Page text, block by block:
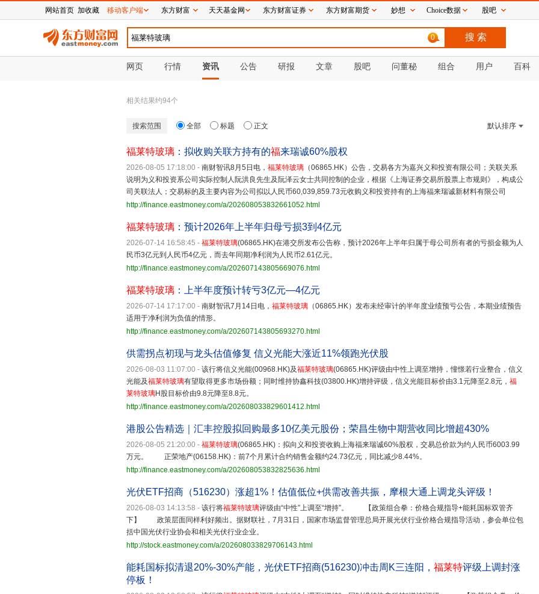
0
网页 行情 资讯 公告 研报 文章 股吧 问董秘 组合 用户 百科
相关结果约94个
搜索范围 全部 标题 正文 默认排序
福莱特玻璃 ：拟收购关联方持有的福来瑞诚60%股权
2026-08-05 17:18:00 - 南财智讯8月5日电， 福莱特玻璃 （06865.HK）公告，交易各方为嘉兴义和投资有限公司；关联关系
说明为义和投资系公司实际控制人阮洪良先生及阮泽云女士共同控制的企业，根据《上海证券交易所股票上市规则》，构成公
司关联法人；交易标的及主要内容为公司拟以人民币60,039,859.73元收购义和投资持有的上海福来瑞诚新材料有限公司
http://finance.eastmoney.com/a/202608053832661052.html
福莱特玻璃 ：预计2026年上半年归母亏损3到4亿元
2026-07-14 16:58:45 - 福莱特玻璃(06865.HK)在港交所发布公告称，预计2026年上半年归属于母公司所有者的亏损金额为人
民币3亿元到人民币4亿元，而去年同期净利润为人民币2.61亿元。
http://finance.eastmoney.com/a/202607143805669076.html
福莱特玻璃 ：上半年度预计转亏3亿元—4亿元
2026-07-14 17:17:00 - 南财智讯7月14日电， 福莱特玻璃 （06865.HK）发布未经审计的半年度业绩预亏公告，本期业绩预告
适用于净利润为负值的情形。
http://finance.eastmoney.com/a/202607143805693270.html
供需拐点初现与龙头估值修复 信义光能大涨近11%领跑光伏股
2026-08-03 11:07:00 - 该行将信义光能(00968.HK)及福莱特玻璃(06865.HK)评级由中性上调至增持，憧憬若行业整合，信义
光能及福莱特玻璃有望取得更多市场份额；同时维持协鑫科技(03800.HK)增持评级，信义光能目标价由3.1元降至2.8元， 福
莱特玻璃H股目标价由9.8元降至8.8元。
http://finance.eastmoney.com/a/202608033829601412.html
港股公告精选｜汇丰控股拟回购最多10亿美元股份；荣昌生物中期营收同比增超430%
2026-08-05 21:20:00 - 福莱特玻璃(06865.HK)：拟向义和投资收购上海福来瑞诚60%股权，交易总价款为约人民币6003.99
万元。 正荣地产(06158.HK)：前7个月累计合约销售金额约24.73亿元，同比减少8.44%。
http://finance.eastmoney.com/a/202608053832825636.html
光伏ETF招商（516230）涨超1%！估值低位+供需改善共振，摩根大通上调龙头评级！
2026-08-03 14:13:58 - 该行将福莱特玻璃评级由“中性”上调至“增持”。 【政策组合拳：价格合规指导+能耗国标双管齐
下】 政策层面同样利好频出。据财联社，7月31日，国家市场监督管理总局开展光伏行业价格合规指导活动，参会单位包
括中国光伏行业协会和相关光伏行业企业。
http://stock.eastmoney.com/a/202608033829706143.html
能耗国标拟清退20%-30%产能，光伏ETF招商(516230)冲击周K三连阳， 福莱特评级上调封涨
停板！
网站首页 加收藏 移动客户端 东方财富 天天基金网 东方财富证券 东方财富期货 妙想 Choice数据 股吧